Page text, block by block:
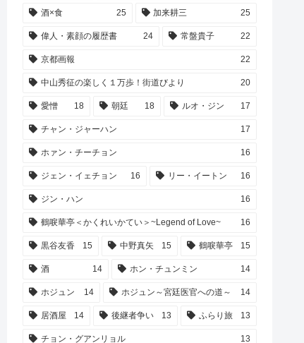
酒×食 25 加来耕三 25
偉人・素顔の履歴書 24 常盤貴子 22
京都画報 22
中山秀征の楽しく１万歩！街道びより 20
愛憎 18 朝廷 18 ルオ・ジン 17
チャン・ジャーハン 17
ホァン・チーチョン 16
ジェン・イェチョン 16 リー・イートン 16
ジン・ハン 16
鶴唳華亭＜かくれいかてい＞~Legend of Love~ 16
黒谷友香 15 中野真矢 15 鶴唳華亭 15
酒 14 ホン・チュンミン 14
ホジュン 14 ホジュン～宮廷医官への道～ 14
居酒屋 14 後継者争い 13 ふらり旅 13
チョン・グアンリョル 13